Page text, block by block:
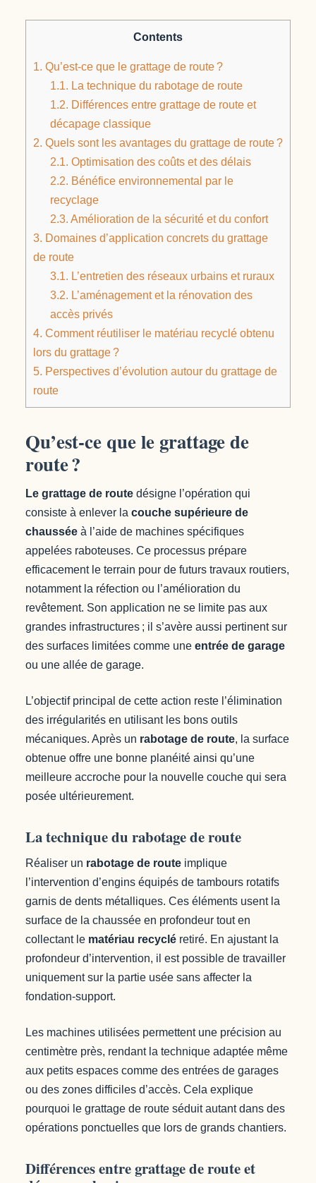
Contents
1. Qu’est-ce que le grattage de route ?
1.1. La technique du rabotage de route
1.2. Différences entre grattage de route et
décapage classique
2. Quels sont les avantages du grattage de route ?
2.1. Optimisation des coûts et des délais
2.2. Bénéfice environnemental par le
recyclage
2.3. Amélioration de la sécurité et du confort
3. Domaines d’application concrets du grattage
de route
3.1. L’entretien des réseaux urbains et ruraux
3.2. L’aménagement et la rénovation des
accès privés
4. Comment réutiliser le matériau recyclé obtenu
lors du grattage ?
5. Perspectives d’évolution autour du grattage de
route
Qu’est-ce que le grattage de
route ?
Le grattage de route désigne l’opération qui
consiste à enlever la couche supérieure de
chaussée à l’aide de machines spécifiques
appelées raboteuses. Ce processus prépare
efficacement le terrain pour de futurs travaux routiers,
notamment la réfection ou l’amélioration du
revêtement. Son application ne se limite pas aux
grandes infrastructures ; il s’avère aussi pertinent sur
des surfaces limitées comme une entrée de garage
ou une allée de garage.
L’objectif principal de cette action reste l’élimination
des irrégularités en utilisant les bons outils
mécaniques. Après un rabotage de route, la surface
obtenue offre une bonne planéité ainsi qu’une
meilleure accroche pour la nouvelle couche qui sera
posée ultérieurement.
La technique du rabotage de route
Réaliser un rabotage de route implique
l’intervention d’engins équipés de tambours rotatifs
garnis de dents métalliques. Ces éléments usent la
surface de la chaussée en profondeur tout en
collectant le matériau recyclé retiré. En ajustant la
profondeur d’intervention, il est possible de travailler
uniquement sur la partie usée sans affecter la
fondation-support.
Les machines utilisées permettent une précision au
centimètre près, rendant la technique adaptée même
aux petits espaces comme des entrées de garages
ou des zones difficiles d’accès. Cela explique
pourquoi le grattage de route séduit autant dans des
opérations ponctuelles que lors de grands chantiers.
Différences entre grattage de route et